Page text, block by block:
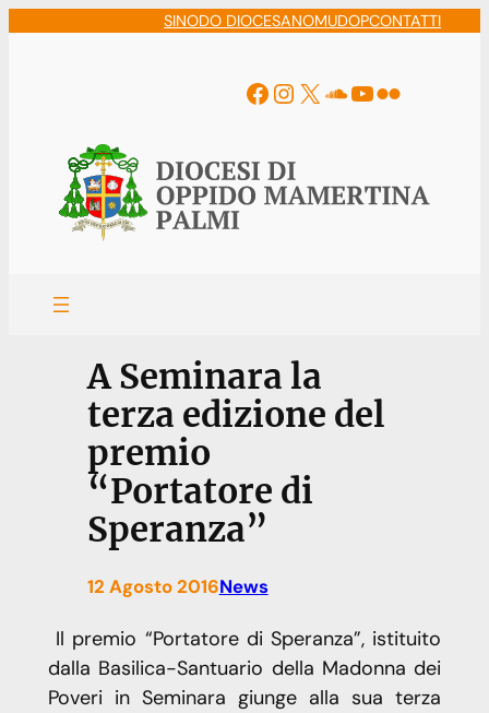
SINODO DIOCESANOMUDOPCONTATTI
Facebook
Instagram
X Soundcloud
YouTube
Flickr
A Seminara la
terza edizione del
premio
“Portatore di
Speranza”
12 Agosto 2016News
Il premio “Portatore di Speranza”, istituito
dalla Basilica-Santuario della Madonna dei
Poveri in Seminara giunge alla sua terza